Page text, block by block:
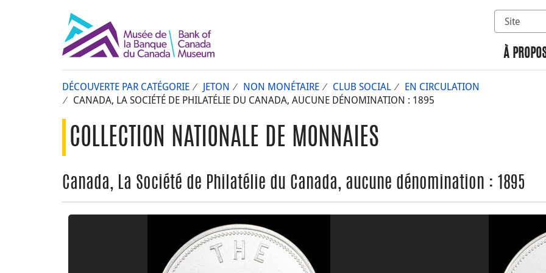
À
DÉCOUVERTE PAR CATÉGORIE JETON NON MONÉTAIRE CLUB SOCIAL
EN CIRCULATION
CANADA, LA SOCIÉTÉ DE PHILATÉLIE DU CANADA, AUCUNE DÉNOMINATION : 1895
COLLECTION NATIONALE DE MONNAIES
Canada, La Société de Philatélie du Canada, aucune dénomination : 1895